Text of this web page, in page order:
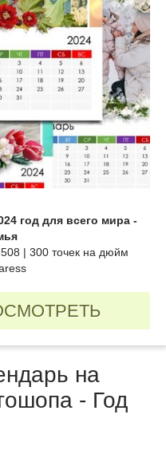
год для всего мира -
| 300 точек на дюйм
на
- Год